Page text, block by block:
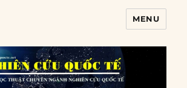
MENU